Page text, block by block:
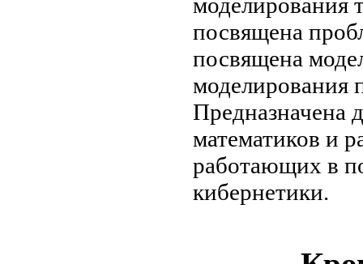
посвящена
посвящена
моделирования
Предназначена
математиков и
работающих в
кибернетики.